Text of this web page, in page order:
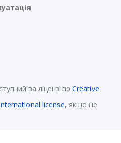
за ліцензією Creative
license, якщо не